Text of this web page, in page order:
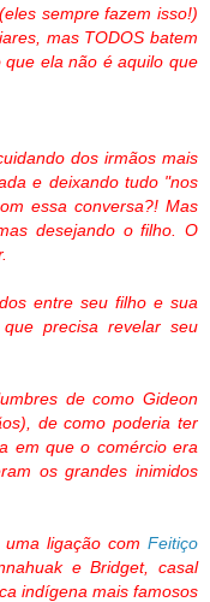
sempre fazem isso!)
mas TODOS batem
ela não é aquilo que
dos irmãos mais
e deixando tudo "nos
essa conversa?! Mas
desejando o filho. O
entre seu filho e sua
precisa revelar seu
de como Gideon
de como poderia ter
em que o comércio era
os grandes inimidos
ligação com Feitiço
e Bridget, casal
indígena mais famosos